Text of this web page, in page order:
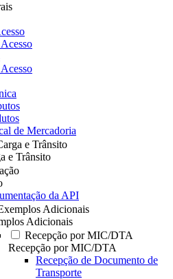
de Mercadoria
e Trânsito
e Trânsito
da API
Adicionais
Adicionais
Recepção por MIC/DTA
Recepção por MIC/DTA
Recepção de Documento de
Transporte